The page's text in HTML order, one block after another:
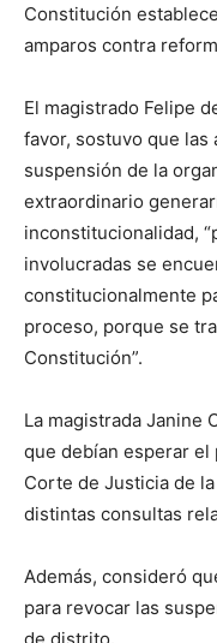
Constitución
amparos contra
El magistrado Felipe
favor, sostuvo que las
suspensión de la
extraordinario
inconstitucionalidad,
involucradas se
constitucionalmente
proceso, porque se
Constitución”.
La magistrada Janine
que debían esperar
Corte de Justicia de
distintas consultas
Además, consideró
para revocar las